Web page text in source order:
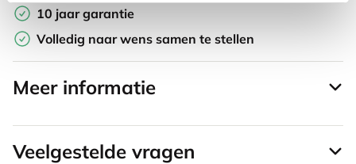
10 jaar garantie
Volledig naar wens samen te stellen
Meer informatie
Veelgestelde vragen